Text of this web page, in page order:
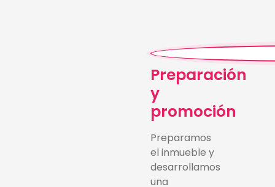
Preparación
y
promoción
Preparamos
el inmueble y
desarrollamos
una